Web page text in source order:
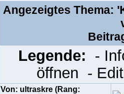
Angezeigtes Thema:
Legende:
-
öffnen -
Von: ultraskre (Rang: